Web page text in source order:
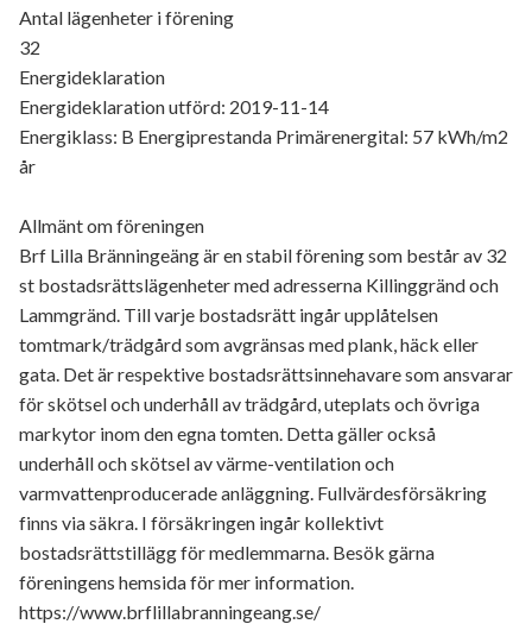
Antal lägenheter i förening
32
Energideklaration
Energideklaration utförd: 2019-11-14
Energiklass: B Energiprestanda Primärenergital: 57 kWh/m2
år
Allmänt om föreningen
Brf Lilla Bränningeäng är en stabil förening som består av 32
st bostadsrättslägenheter med adresserna Killinggränd och
Lammgränd. Till varje bostadsrätt ingår upplåtelsen
tomtmark/trädgård som avgränsas med plank, häck eller
gata. Det är respektive bostadsrättsinnehavare som ansvarar
för skötsel och underhåll av trädgård, uteplats och övriga
markytor inom den egna tomten. Detta gäller också
underhåll och skötsel av värme-ventilation och
varmvattenproducerade anläggning. Fullvärdesförsäkring
finns via säkra. I försäkringen ingår kollektivt
bostadsrättstillägg för medlemmarna. Besök gärna
föreningens hemsida för mer information.
https://www.brflillabranningeang.se/